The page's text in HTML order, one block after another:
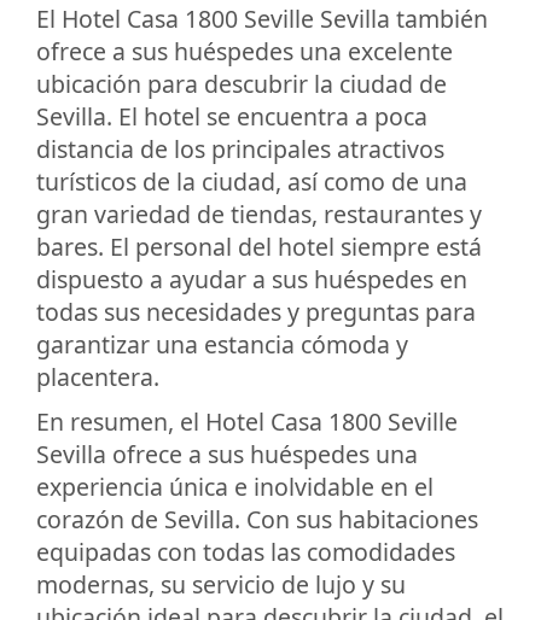
El Hotel Casa 1800 Seville Sevilla también
ofrece a sus huéspedes una excelente
ubicación para descubrir la ciudad de
Sevilla. El hotel se encuentra a poca
distancia de los principales atractivos
turísticos de la ciudad, así como de una
gran variedad de tiendas, restaurantes y
bares. El personal del hotel siempre está
dispuesto a ayudar a sus huéspedes en
todas sus necesidades y preguntas para
garantizar una estancia cómoda y
placentera.
En resumen, el Hotel Casa 1800 Seville
Sevilla ofrece a sus huéspedes una
experiencia única e inolvidable en el
corazón de Sevilla. Con sus habitaciones
equipadas con todas las comodidades
modernas, su servicio de lujo y su